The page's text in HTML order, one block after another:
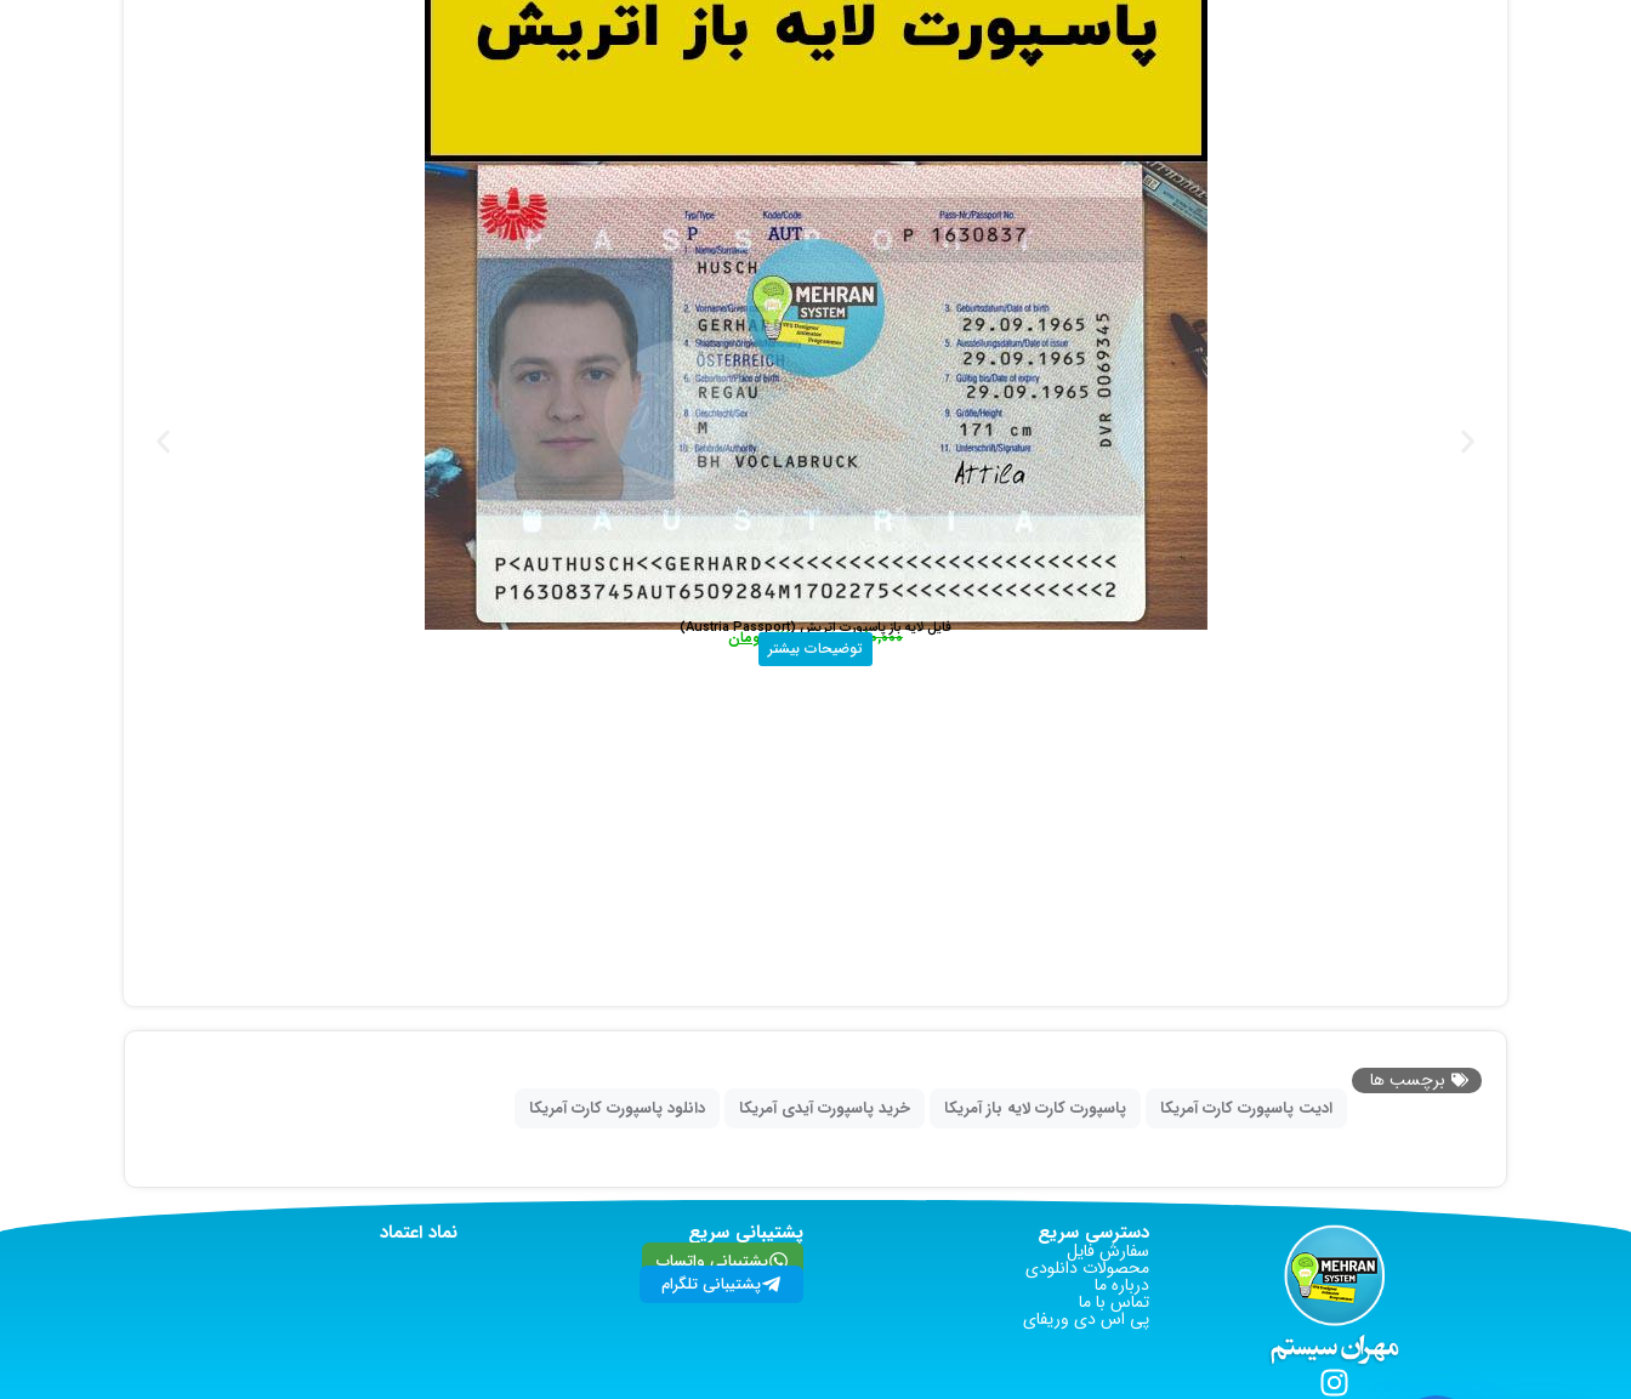
فایل لایه باز پاسپورت اتریش (Austria Passport)
80,000 تومان 37,000 تومانتوضیحات بیشتر
برچسب ها
ادیت پاسپورت کارت آمریکا پاسپورت کارت لایه باز آمریکا خرید پاسپورت آیدی آمریکا دانلود پاسپورت کارت آمریکا
دسترسی سریع
سفارش فایل
محصولات دانلودی
درباره ما
تماس با ما
پی اس دی وریفای
پشتیبانی سریع
پشتیبانی واتساپ
پشتیبانی تلگرام
نماد اعتماد